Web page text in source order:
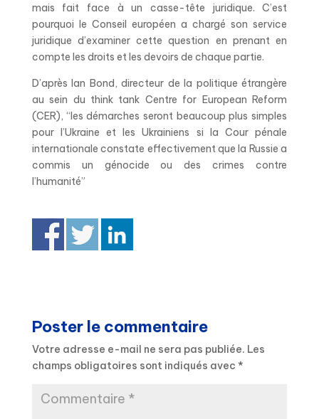
mais fait face à un casse-tête juridique. C’est
pourquoi le Conseil européen a chargé son service
juridique d’examiner cette question en prenant en
compte les droits et les devoirs de chaque partie.
D’après Ian Bond, directeur de la politique étrangère
au sein du think tank Centre for European Reform
(CER), “les démarches seront beaucoup plus simples
pour l’Ukraine et les Ukrainiens si la Cour pénale
internationale constate effectivement que la Russie a
commis un génocide ou des crimes contre
l’humanité”
Poster le commentaire
Votre adresse e-mail ne sera pas publiée. Les
champs obligatoires sont indiqués avec *